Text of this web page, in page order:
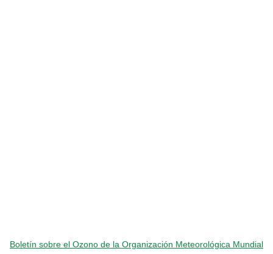
Boletín sobre el Ozono de la Organización Meteorológica Mundial